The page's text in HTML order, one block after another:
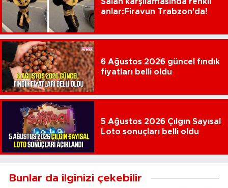
anlar:Firavun Trabzon'da!
6 Ağustos 2026 güncel fındık
fiyatları belli oldu
5 Ağustos 2026 Çılgın Sayısal
Loto sonuçları belli oldu
Bunlar da ilginizi çekebilir